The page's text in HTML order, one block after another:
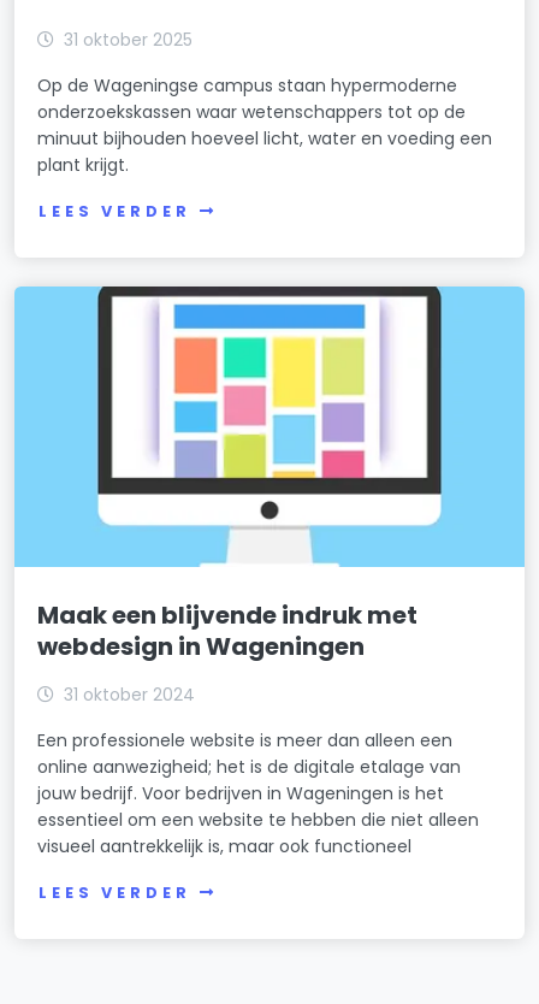
31 oktober 2025
Op de Wageningse campus staan hypermoderne
onderzoekskassen waar wetenschappers tot op de
minuut bijhouden hoeveel licht, water en voeding een
plant krijgt.
LEES VERDER
Maak een blijvende indruk met
webdesign in Wageningen
31 oktober 2024
Een professionele website is meer dan alleen een
online aanwezigheid; het is de digitale etalage van
jouw bedrijf. Voor bedrijven in Wageningen is het
essentieel om een website te hebben die niet alleen
visueel aantrekkelijk is, maar ook functioneel
LEES VERDER